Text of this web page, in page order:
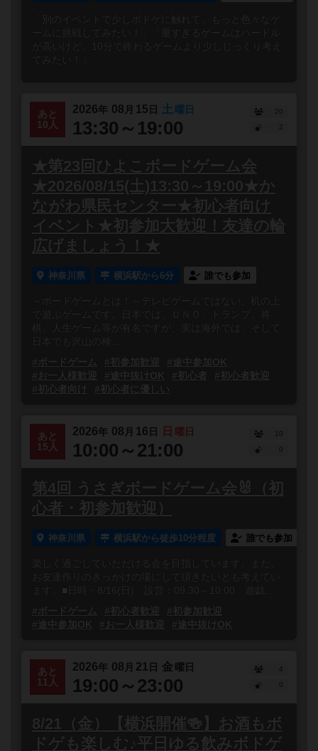
「別のイベントで少しボドゲに触れて、もっと色々なゲ
ームに挑戦してみたい！」「重すぎるゲームはハードル
が高いけど、10分で終わるゲームより少しじっくり考え
あと
10人
2026年 08 月 15 日 土 曜日
13:30～19:00
20
2
★第23回ひよこボードゲーム会
★2026/08/15(土)13:30～19:00★か
ながわ県民センター★初心者向け
イベント★初参加大歓迎！友達の輪
広げましょう！★
神奈川県 横浜駅から6分 誰でも参加
で遊ぶゲームです。日本では、ＵＮＯ、トランプ、将
棋、人生ゲーム等が有名ですが、実は海外では、そして
日本でも沢山の種...
#ボードゲーム
#初参加歓迎
#途中参加OK
#お一人様歓迎
#途中抜けOK #初心者
#初心者歓迎
#初心者向け
#初心者に優しい
あと
15人
2026年 08 月 16 日 日 曜日
10:00～21:00
10
第4回 うさぎボードゲーム会🐰（初
心者・初参加歓迎）
神奈川県 横浜駅から徒歩10分程度 誰でも参加
楽しく過ごしていただける会を目指しています。また、
お友達作りのきっかけの場にして頂きたいとも考えてい
ます。■日時・8/16(日) 設営：09:30～10:00 遊戯...
#ボードゲーム
#初心者歓迎
#初参加歓迎
#途中参加OK
#お一人様歓迎 #途中抜けOK
あと
11人
2026年 08 月 21 日 金曜日
19:00～23:00
4
8/21（金）【横浜開催🍻】お酒もボ
ドゲも楽しむ♪平日ゆる飲みボドゲ